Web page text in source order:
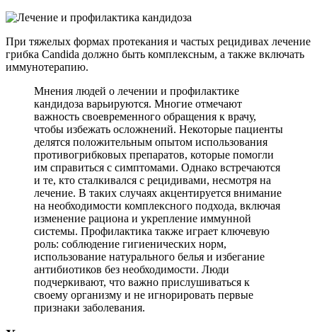
При тяжелых формах протекания и частых рецидивах лечение
грибка Candida должно быть комплексным, а также включать
иммунотерапию.
Мнения людей о лечении и профилактике
кандидоза варьируются. Многие отмечают
важность своевременного обращения к врачу,
чтобы избежать осложнений. Некоторые пациенты
делятся положительным опытом использования
противогрибковых препаратов, которые помогли
им справиться с симптомами. Однако встречаются
и те, кто сталкивался с рецидивами, несмотря на
лечение. В таких случаях акцентируется внимание
на необходимости комплексного подхода, включая
изменение рациона и укрепление иммунной
системы. Профилактика также играет ключевую
роль: соблюдение гигиенических норм,
использование натурального белья и избегание
антибиотиков без необходимости. Люди
подчеркивают, что важно прислушиваться к
своему организму и не игнорировать первые
признаки заболевания.